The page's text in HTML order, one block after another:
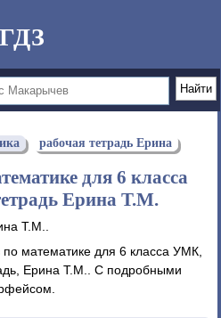
ГДЗ
рабочая тетрадь Ерина
для 6 класса
Ерина Т.М.
Т.М..
по математике для 6 класса УМК,
Ерина Т.М.. С подробными